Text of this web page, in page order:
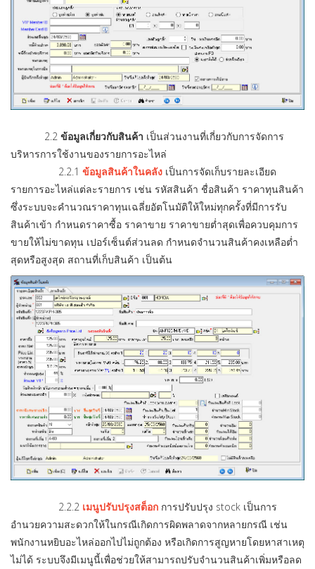
2.2 ข้อมูลเกี่ยวกับสินค้า เป็นส่วนงานที่เกี่ยวกับการจัดการ
บริหารการใช้งานของรายการอะไหล่
2.2.1 ข้อมูลสินค้าในคลัง เป็นการจัดเก็บรายละเอียด
รายการอะไหล่แต่ละรายการ เช่น รหัสสินค้า ชื่อสินค้า ราคาทุนสินค้า
ซึ่งระบบจะคำนวณราคาทุนเฉลี่ยอัตโนมัติให้ใหม่ทุกครั้งที่มีการรับ
สินค้าเข้า กำหนดราคาซื้อ ราคาขาย ราคาขายต่ำสุดเพื่อควบคุมการ
ขายให้ไม่ขาดทุน เปอร์เซ็นต์ส่วนลด กำหนดจำนวนสินค้าคงเหลือต่ำ
สุดหรือสูงสุด สถานที่เก็บสินค้า เป็นต้น
2.2.2 เมนูปรับปรุงสต็อก การปรับปรุง stock เป็นการ
อำนวยความสะดวกให้ในกรณีเกิดการผิดพลาดจากหลายกรณี เช่น
พนักงานหยิบอะไหล่ออกไปไม่ถูกต้อง หรือเกิดการสูญหายโดยหาสาเหตุ
ไม่ได้ ระบบจึงมีเมนูนี้เพื่อช่วยให้สามารถปรับจำนวนสินค้าเพิ่มหรือลด